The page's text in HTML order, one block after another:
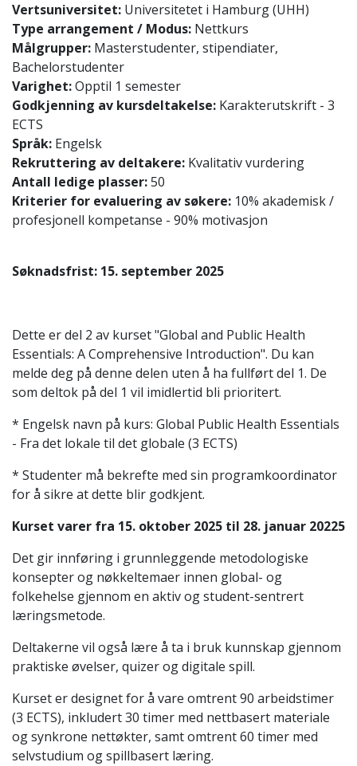
Vertsuniversitet: Universitetet i Hamburg (UHH)
Type arrangement / Modus: Nettkurs
Målgrupper: Masterstudenter, stipendiater,
Bachelorstudenter
Varighet:Opptil 1 semester
Godkjenning av kursdeltakelse: Karakterutskrift - 3
ECTS
Språk: Engelsk
Rekruttering av deltakere: Kvalitativ vurdering
Antall ledige plasser:50
Kriterier for evaluering av søkere: 10% akademisk /
profesjonell kompetanse - 90% motivasjon
Søknadsfrist: 15. september 2025
Dette er del 2 av kurset "Global and Public Health
Essentials: A Comprehensive Introduction". Du kan
melde deg på denne delen uten å ha fullført del 1. De
som deltok på del 1 vil imidlertid bli prioritert.
* Engelsk navn på kurs: Global Public Health Essentials
- Fra det lokale til det globale (3 ECTS)
* Studenter må bekrefte med sin programkoordinator
for å sikre at dette blir godkjent.
Kurset varer fra 15. oktober 2025 til 28. januar 20225
Det gir innføring i grunnleggende metodologiske
konsepter og nøkkeltemaer innen global- og
folkehelse gjennom en aktiv og student-sentrert
læringsmetode.
Deltakerne vil også lære å ta i bruk kunnskap gjennom
praktiske øvelser, quizer og digitale spill.
Kurset er designet for å vare omtrent 90 arbeidstimer
(3 ECTS), inkludert 30 timer med nettbasert materiale
og synkrone nettøkter, samt omtrent 60 timer med
selvstudium og spillbasert læring.